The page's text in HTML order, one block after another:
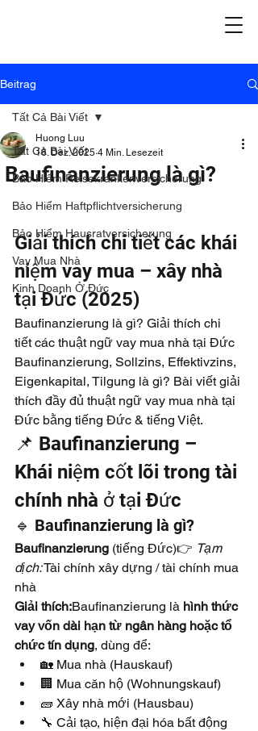
Beitrag
Tất Cả Bài Viết
Bảo Hiểm Reisekrankenversicherung
Bảo Hiểm Haftpflichtversicherung
Bảo Hiểm Hausratversicherung
Vay Mua Nhà
Kinh Doanh Ở Đức
Tất Cả Bài Viết
Baufinanzierung là gì?
Huong Luu
16. Dez. 2025 4 Min. Lesezeit
Giải thích chi tiết các khái
niệm vay mua – xây nhà
tại Đức (2025)
Baufinanzierung là gì? Giải thích chi
tiết các thuật ngữ vay mua nhà tại Đức
Baufinanzierung, Sollzins, Effektivzins,
Eigenkapital, Tilgung là gì? Bài viết giải
thích đầy đủ thuật ngữ vay mua nhà tại
Đức bằng tiếng Đức & tiếng Việt.
📌 Baufinanzierung –
Khái niệm cốt lõi trong tài
chính nhà ở tại Đức
🔹 Baufinanzierung là gì?
Baufinanzierung (tiếng Đức)👉 Tạm
dịch: Tài chính xây dựng / tài chính mua
nhà
Giải thích:Baufinanzierung là hình thức
vay vốn dài hạn từ ngân hàng hoặc tổ
chức tín dụng, dùng để:
🏡 Mua nhà (Hauskauf)
🏢 Mua căn hộ (Wohnungskauf)
🧱 Xây nhà mới (Hausbau)
🔧 Cải tạo, hiện đại hóa bất động